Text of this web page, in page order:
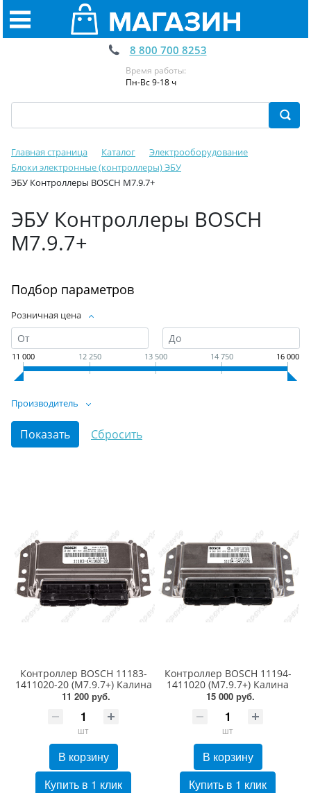
8 800 700 8253
Время работы:
Пн-Вс 9-18 ч
Главная страница Каталог
Электрооборудование
Блоки электронные (контроллеры) ЭБУ
ЭБУ Контроллеры BOSCH M7.9.7+
ЭБУ Контроллеры BOSCH
M7.9.7+
Подбор параметров
Розничная цена
11 000 12 250 13 500 14 750 16 000
Производитель
Контроллер BOSCH 11183-
1411020-20 (М7.9.7+) Калина
11 200 руб.
шт
В корзину
Купить в 1 клик
Контроллер BOSCH 11194-
1411020 (М7.9.7+) Калина
15 000 руб.
шт
В корзину
Купить в 1 клик